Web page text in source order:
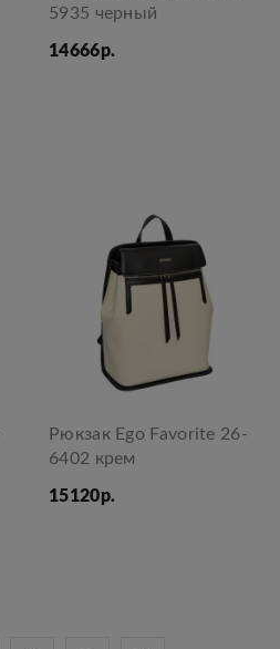
5935 черный
14666р.
Рюкзак Ego Favorite 26-
6402 крем
15120р.